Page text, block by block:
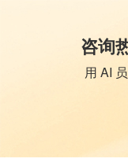
咨询
用 AI